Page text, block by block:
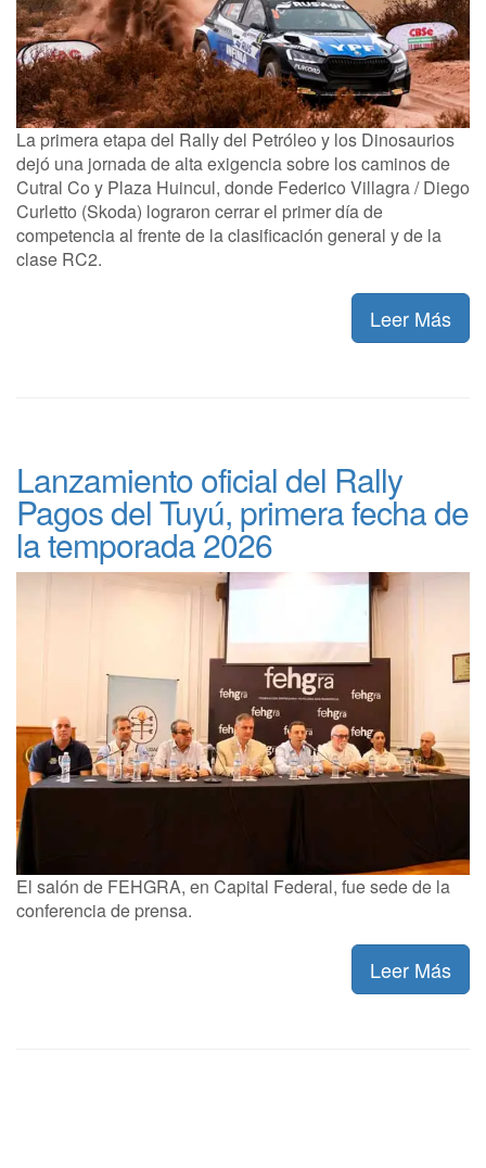
La primera etapa del Rally del Petróleo y los Dinosaurios
dejó una jornada de alta exigencia sobre los caminos de
Cutral Co y Plaza Huincul, donde Federico Villagra / Diego
Curletto (Skoda) lograron cerrar el primer día de
competencia al frente de la clasificación general y de la
clase RC2.
Leer Más
Lanzamiento oficial del Rally
Pagos del Tuyú, primera fecha de
la temporada 2026
El salón de FEHGRA, en Capital Federal, fue sede de la
conferencia de prensa.
Leer Más